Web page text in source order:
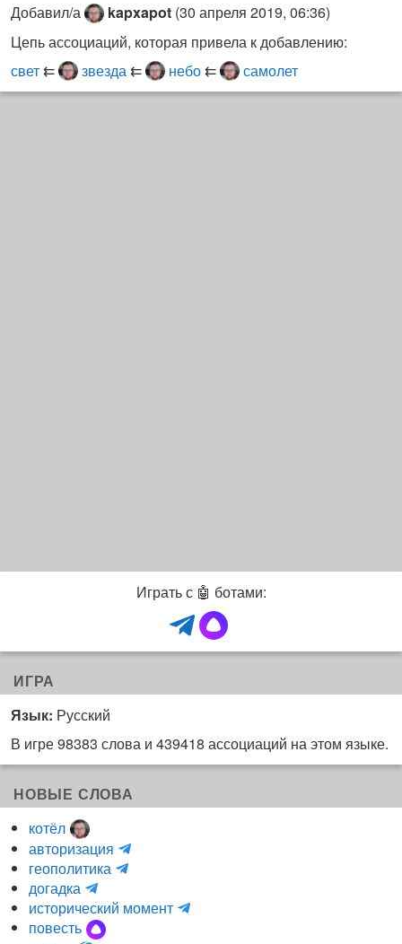
Добавил/а
kapxapot (30 апреля 2019, 06:36)
Цепь ассоциаций, которая привела к добавлению:
свет⇇ звезда ⇇ небо⇇ самолет
Играть с 🤖 ботами:
ИГРА
Язык: Русский
В игре 98383 слова и 439418 ассоциаций на этом языке.
НОВЫЕ СЛОВА
котёл
авторизация
и
о
геополитика
H
d
догадка
m
a
r
исторический момент
и
повесть